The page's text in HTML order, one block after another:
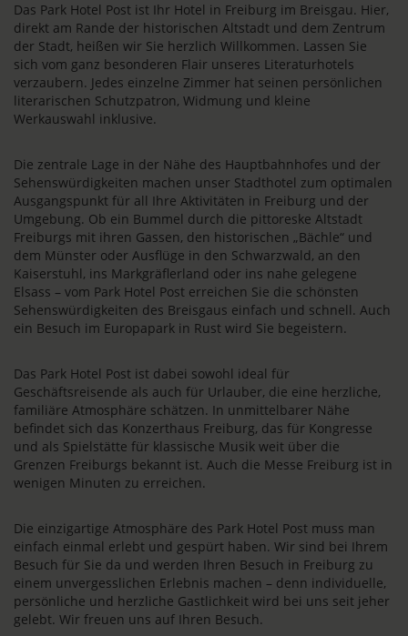
Das Park Hotel Post ist Ihr Hotel in Freiburg im Breisgau. Hier,
direkt am Rande der historischen Altstadt und dem Zentrum
der Stadt, heißen wir Sie herzlich Willkommen. Lassen Sie
sich vom ganz besonderen Flair unseres Literaturhotels
verzaubern. Jedes einzelne Zimmer hat seinen persönlichen
literarischen Schutzpatron, Widmung und kleine
Werkauswahl inklusive.
Die zentrale Lage in der Nähe des Hauptbahnhofes und der
Sehenswürdigkeiten machen unser Stadthotel zum optimalen
Ausgangspunkt für all Ihre Aktivitäten in Freiburg und der
Umgebung. Ob ein Bummel durch die pittoreske Altstadt
Freiburgs mit ihren Gassen, den historischen „Bächle“ und
dem Münster oder Ausflüge in den Schwarzwald, an den
Kaiserstuhl, ins Markgräflerland oder ins nahe gelegene
Elsass – vom Park Hotel Post erreichen Sie die schönsten
Sehenswürdigkeiten des Breisgaus einfach und schnell. Auch
ein Besuch im Europapark in Rust wird Sie begeistern.
Das Park Hotel Post ist dabei sowohl ideal für
Geschäftsreisende als auch für Urlauber, die eine herzliche,
familiäre Atmosphäre schätzen. In unmittelbarer Nähe
befindet sich das Konzerthaus Freiburg, das für Kongresse
und als Spielstätte für klassische Musik weit über die
Grenzen Freiburgs bekannt ist. Auch die Messe Freiburg ist in
wenigen Minuten zu erreichen.
Die einzigartige Atmosphäre des Park Hotel Post muss man
einfach einmal erlebt und gespürt haben. Wir sind bei Ihrem
Besuch für Sie da und werden Ihren Besuch in Freiburg zu
einem unvergesslichen Erlebnis machen – denn individuelle,
persönliche und herzliche Gastlichkeit wird bei uns seit jeher
gelebt. Wir freuen uns auf Ihren Besuch.